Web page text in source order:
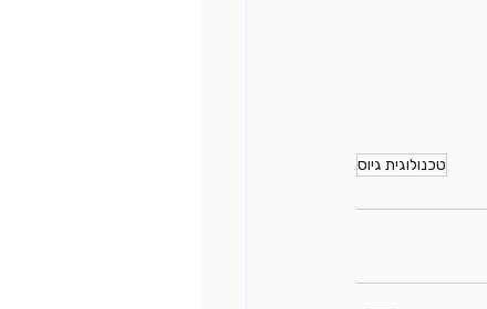
טכנולוגית גיוס